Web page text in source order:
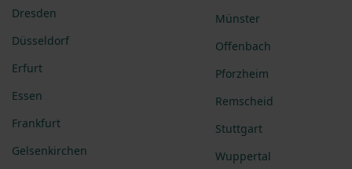
Dresden
Düsseldorf
Erfurt
Essen
Frankfurt
Gelsenkirchen
Münster
Offenbach
Pforzheim
Remscheid
Stuttgart
Wuppertal